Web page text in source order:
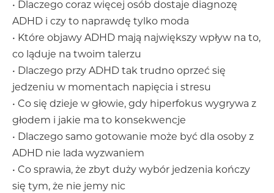
• Dlaczego coraz więcej osób dostaje diagnozę
ADHD i czy to naprawdę tylko moda
• Które objawy ADHD mają największy wpływ na to,
co ląduje na twoim talerzu
• Dlaczego przy ADHD tak trudno oprzeć się
jedzeniu w momentach napięcia i stresu
• Co się dzieje w głowie, gdy hiperfokus wygrywa z
głodem i jakie ma to konsekwencje
• Dlaczego samo gotowanie może być dla osoby z
ADHD nie lada wyzwaniem
• Co sprawia, że zbyt duży wybór jedzenia kończy
się tym, że nie jemy nic